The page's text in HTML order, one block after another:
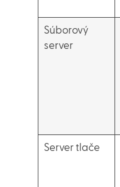
Súborový
server
Server tlače